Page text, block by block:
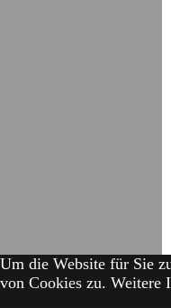
Um die Website für Sie
von Cookies zu. Weitere